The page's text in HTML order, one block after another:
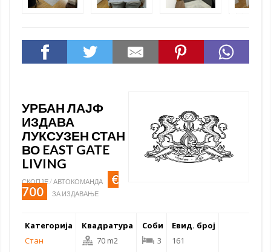
УРБАН ЛАЈФ
ИЗДАВА
ЛУКСУЗЕН СТАН
ВО EAST GATE
LIVING
СКОПЈЕ / АВТОКОМАНДА
€
700
ЗА ИЗДАВАЊЕ
Категорија
Стан
Квадратура
70 m2
Соби
3
Евид. број
161